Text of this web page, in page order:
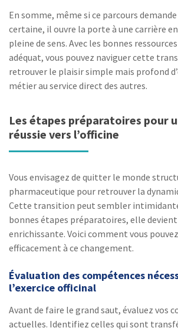
En somme, même si ce parcours
certaine, il ouvre la porte à une carrière
pleine de sens. Avec les bonnes
adéquat, vous pouvez naviguer cette
retrouver le plaisir simple mais profond
métier au service direct des autres.
Les étapes préparatoires pour
réussie vers l’officine
Vous envisagez de quitter le monde
pharmaceutique pour retrouver la
Cette transition peut sembler
bonnes étapes préparatoires, elle
enrichissante. Voici comment vous
efficacement à ce changement.
Évaluation des compétences
l’exercice officinal
Avant de faire le grand saut, évaluez vos
actuelles. Identifiez celles qui sont